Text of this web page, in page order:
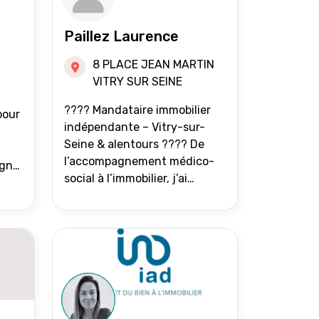
Paillez Laurence
8 PLACE JEAN MARTIN
VITRY SUR SEINE
???? Mandataire immobilier
indépendante – Vitry-sur-
Seine & alentours ???? De
l’accompagnement médico-
social à l’immobilier, j’ai
gens à avancer sereinement.
Aujourd’hui, j’accompagne
mes clients avec franchise,
écoute et énergie pour
vendre ou acheter leur bien
immobilier. ???? 300 familles
accompagnées en 8 ans, 90 %